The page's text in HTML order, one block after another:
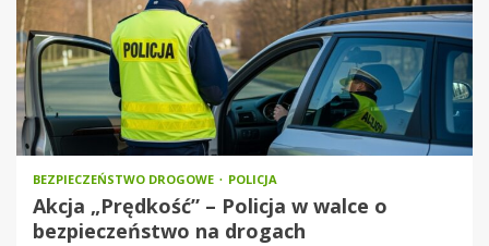
BEZPIECZEŃSTWO DROGOWE POLICJA
Akcja „Prędkość” – Policja w walce o
bezpieczeństwo na drogach